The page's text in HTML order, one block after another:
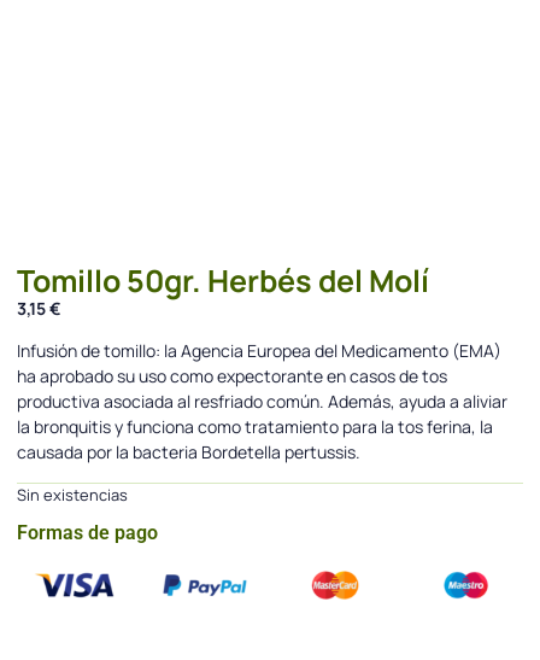
Tomillo 50gr. Herbés del Molí
3,15€
Infusión de tomillo: la Agencia Europea del Medicamento (EMA)
ha aprobado su uso como expectorante en casos de tos
productiva asociada al resfriado común. Además, ayuda a aliviar
la bronquitis y funciona como tratamiento para la tos ferina, la
causada por la bacteria Bordetella pertussis.
Sin existencias
Formas de pago